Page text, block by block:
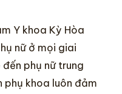
Y khoa Kỳ Hòa
nữ ở mọi giai
phụ nữ trung
phụ khoa luôn đảm